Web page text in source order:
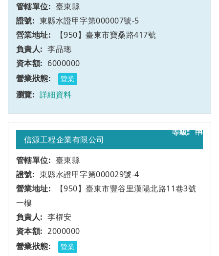
臺東縣
東縣水證甲字第000007號-5
【950】臺東市寶桑路417號
李品璁
6000000
營業
詳細資料
14
信源工程企業有限公司
臺東縣
東縣水證甲字第000029號-4
【950】臺東市豐谷里漢陽北路11巷3號
一樓
甲
李櫂安
2000000
營業